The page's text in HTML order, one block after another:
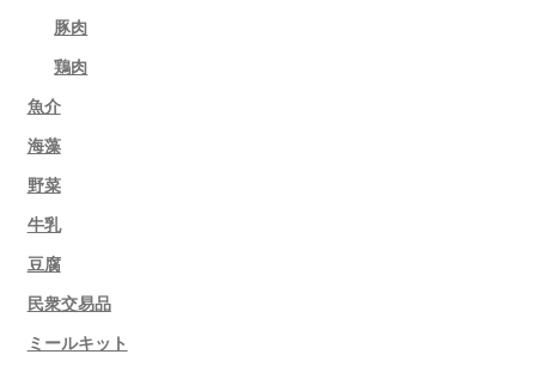
豚肉
鶏肉
魚介
海藻
野菜
牛乳
豆腐
民衆交易品
ミールキット